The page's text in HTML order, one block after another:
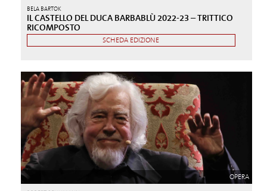
BELA BARTOK
IL CASTELLO DEL DUCA BARBABLÙ 2022-23 – TRITTICO
RICOMPOSTO
SCHEDA EDIZIONE
OPERA